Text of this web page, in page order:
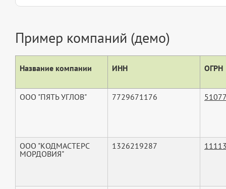
Пример компаний (демо)
Название компании ИНН ОГРН
ООО "ПЯТЬ УГЛОВ" 7729671176
ООО "КОДМАСТЕРС
МОРДОВИЯ"
1326219287